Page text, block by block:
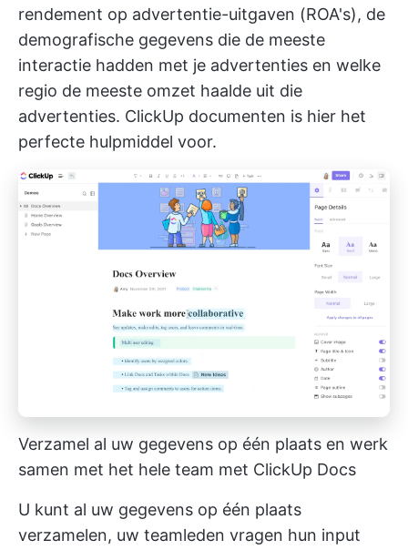
rendement op advertentie-uitgaven (ROA's), de
demografische gegevens die de meeste
interactie hadden met je advertenties en welke
regio de meeste omzet haalde uit die
advertenties. ClickUp documenten is hier het
perfecte hulpmiddel voor.
Verzamel al uw gegevens op één plaats en werk
samen met het hele team met ClickUp Docs
U kunt al uw gegevens op één plaats
verzamelen, uw teamleden vragen hun input